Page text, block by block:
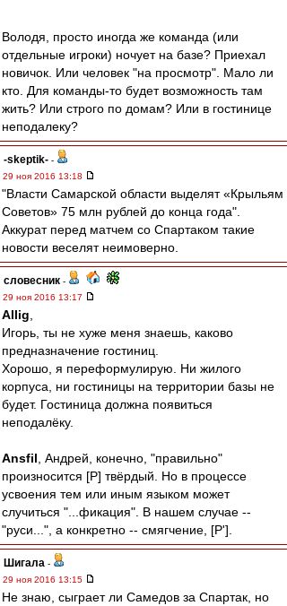
Володя, просто иногда же команда (или
отдельные игроки) ночует на базе? Приехал
новичок. Или человек "на просмотр". Мало ли
кто. Для команды-то будет возможность там
жить? Или строго по домам? Или в гостинице
неподалеку?
-skeptik- -
29 ноя 2016 13:18
"Власти Самарской области выделят «Крыльям
Советов» 75 млн рублей до конца года".
Аккурат перед матчем со Спартаком такие
новости веселят неимоверно.
словесник -
29 ноя 2016 13:17
Allig
Игорь, ты не хуже меня знаешь, каково
предназначение гостиниц.
Хорошо, я переформулирую. Ни жилого
корпуса, ни гостиницы на территории базы не
будет. Гостиница должна появиться
неподалёку.
Ansfil , Андрей, конечно, "правильно"
произносится [Р] твёрдый. Но в процессе
усвоения тем или иным языком может
случиться "...фикация". В нашем случае --
"руси...", а конкретно -- смягчение, [Р'].
Шигала -
29 ноя 2016 13:15
Не знаю, сыграет ли Самедов за Спартак, но